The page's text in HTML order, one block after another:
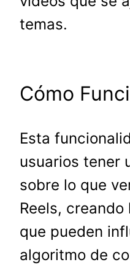
temas.
Cómo
Esta
usuarios tener
sobre lo que
Reels,
que pueden
algoritmo de